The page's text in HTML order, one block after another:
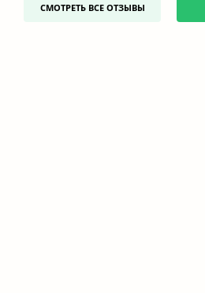
СМОТРЕТЬ ВСЕ ОТЗЫВЫ